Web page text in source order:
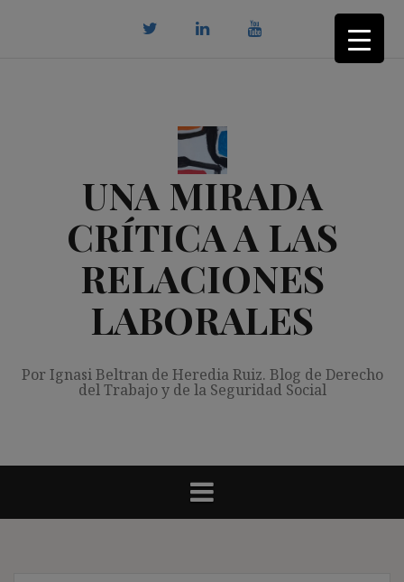
UNA MIRADA
CRÍTICA A LAS
RELACIONES
LABORALES
Por Ignasi Beltran de Heredia Ruiz. Blog de Derecho
del Trabajo y de la Seguridad Social